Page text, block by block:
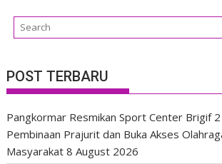
POST TERBARU
Pangkormar Resmikan Sport Center Brigif
Pembinaan Prajurit dan Buka Akses
Masyarakat 8 August 2026